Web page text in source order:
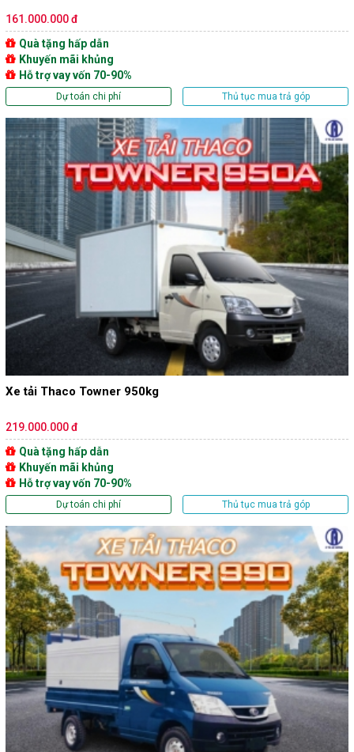
161.000.000 đ
Quà tặng hấp dẫn
Khuyến mãi khủng
Hỗ trợ vay vốn 70-90%
Dự toán chi phí Thủ tục mua trả góp
Xe tải Thaco Towner 950kg
219.000.000 đ
Quà tặng hấp dẫn
Khuyến mãi khủng
Hỗ trợ vay vốn 70-90%
Dự toán chi phí Thủ tục mua trả góp